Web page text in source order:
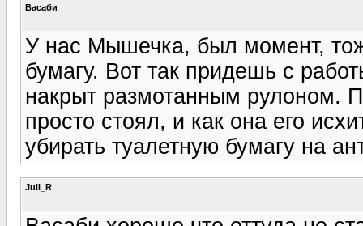
Васаби
У нас Мышечка, был момент,
бумагу. Вот так придешь с
накрыт размотанным рулоном.
просто стоял, и как она его
убирать туалетную бумагу на
Juli_R